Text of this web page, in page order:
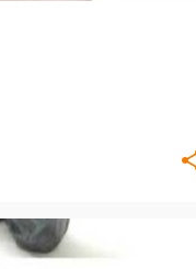
DECORACAO